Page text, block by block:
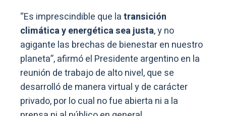
“Es imprescindible que latransición
climática y energética sea justa, y no
agigante las brechas de bienestar en nuestro
planeta”, afirmó el Presidente argentino en la
reunión de trabajo de alto nivel, que se
desarrolló de manera virtual y de carácter
privado, por lo cual no fue abierta ni a la